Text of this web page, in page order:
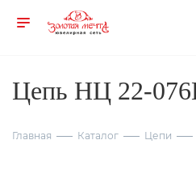
Цепь НЦ 22-
Главная Каталог Цепи